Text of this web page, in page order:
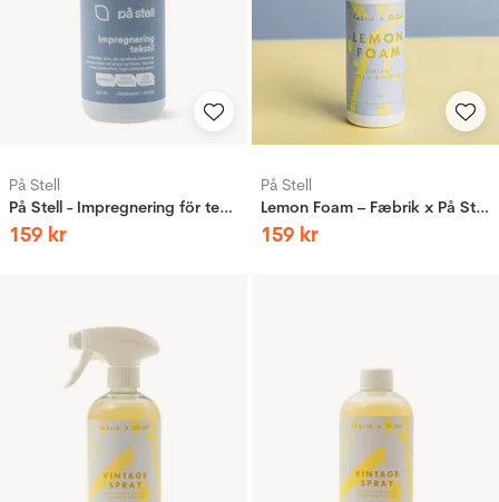
På Stell
På Stell - Impregnering för textil 300ml
159 kr
På Stell
Lemon Foam – Fæbrik x På Stell
159 kr